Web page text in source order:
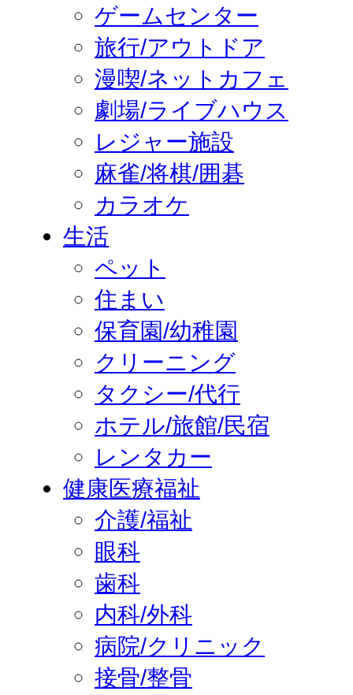
ゲームセンター
旅行/アウトドア
漫喫/ネットカフェ
劇場/ライブハウス
レジャー施設
麻雀/将棋/囲碁
カラオケ
生活
ペット
住まい
保育園/幼稚園
クリーニング
タクシー/代行
ホテル/旅館/民宿
レンタカー
健康医療福祉
介護/福祉
眼科
歯科
内科/外科
病院/クリニック
接骨/整骨